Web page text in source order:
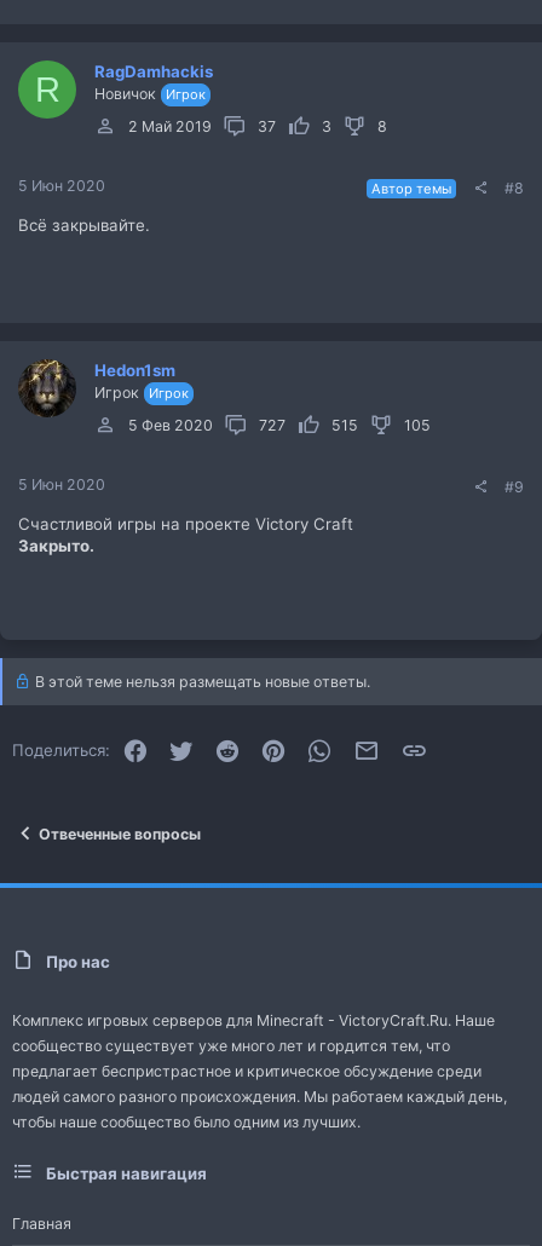
R RagDamhackis
Новичок Игрок
2 Май 2019 37 3 8
5 Июн 2020 Автор темы #8
Всё закрывайте.
Hedon1sm
Игрок Игрок
5 Фев 2020 727 515 105
5 Июн 2020 #9
Счастливой игры на проекте Victory Craft
Закрыто.
В этой теме нельзя размещать новые ответы.
Поделиться: FacebookTwitter Reddit PinterestWhatsAppЭлектронная почта
Отвеченные вопросы
Про нас
Комплекс игровых серверов для Minecraft - VictoryCraft.Ru. Наше
сообщество существует уже много лет и гордится тем, что
предлагает беспристрастное и критическое обсуждение среди
людей самого разного происхождения. Мы работаем каждый день,
чтобы наше сообщество было одним из лучших.
Быстрая навигация
Главная